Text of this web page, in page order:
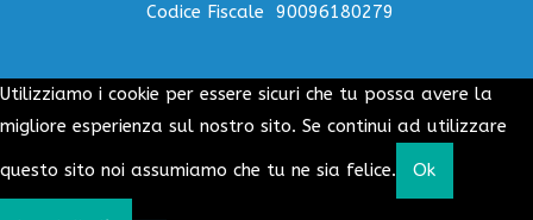
Codice Fiscale 90096180279
Utilizziamo i cookie per essere sicuri che tu possa avere la
migliore esperienza sul nostro sito. Se continui ad utilizzare
questo sito noi assumiamo che tu ne sia felice. Ok